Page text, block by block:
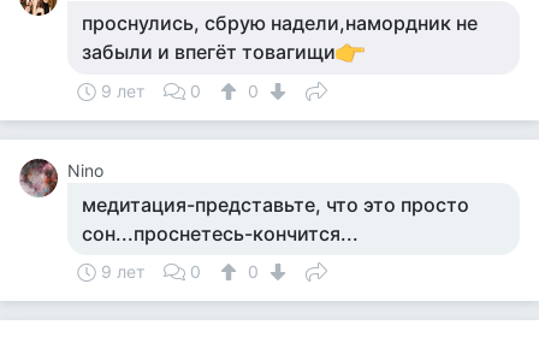
проснулись, сбрую надели,намордник не
забыли и впегёт товагищи
9 лет 0 0
Nino
медитация-представьте, что это просто
сон...проснетесь-кончится...
9 лет 0 0